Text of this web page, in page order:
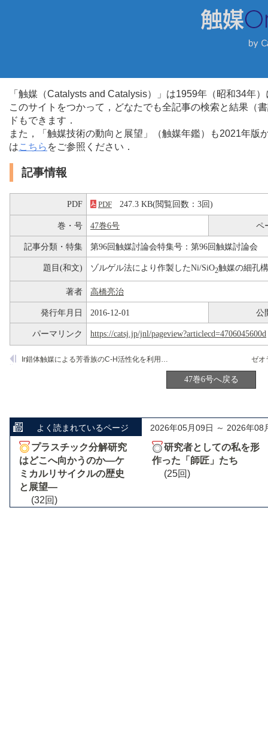
「触媒（Catalysts and Catalysis）」は1959年（昭和34年
このサイトをつかって，どなたでも全記事の検索と結果（
ドもできます．
また，「触媒技術の動向と展望」（触媒年鑑）も2021年
はこちら をご参照ください．
記事情報
PDF PDF 247.3 KB(閲覧回数：3回)
巻・号 47巻6号 ペ
記事分類・特集 第96回触媒討論会特集号：第96回触媒討論会
題目(和文) ゾルゲル法により作製したNi/SiO2触媒の細孔
著者 高橋亮治
発行年月日 2016-12-01 公
パーマリンク https://catsj.jp/jnl/pageview?articlecd=4706045600d
Ir錯体触媒による芳香族のC-H活性化を利用したアルケンへの芳香族付加反応
47巻6号へ戻る
よく読まれているページ 2026年05月09日 ～ 2026年08
プラスチック分解研究
はどこへ向かうのか―ケ
ミカルリサイクルの歴史
と展望―
(32回)
研究者としての私を形
作った「師匠」たち
(25回)